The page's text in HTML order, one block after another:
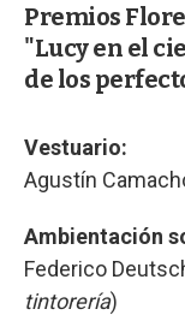
Premios
"Lucy en el
de los
Vestuario:
Agustín
Ambientación
Federico
tintorería)